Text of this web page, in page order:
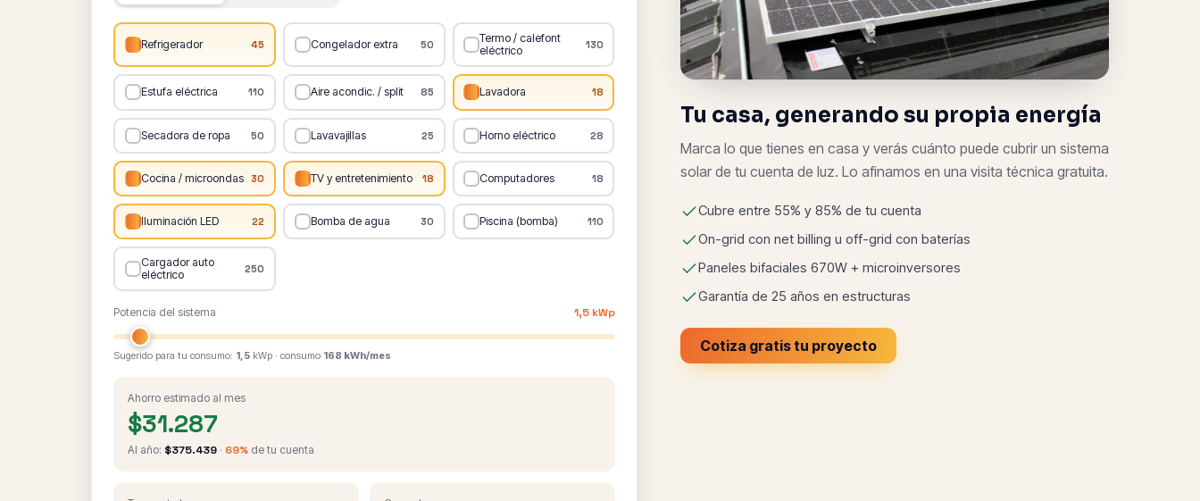
Refrigerador 45 Congelador extra 50
Termo / calefont
eléctrico
130
Estufa eléctrica 110 Aire acondic. / split 85 Lavadora 18
Secadora de ropa 50 Lavavajillas 25 Horno eléctrico 28
Cocina / microondas 30 TV y entretenimiento 18 Computadores 18
Iluminación LED 22 Bomba de agua 30 Piscina (bomba) 110
Cargador auto
eléctrico
250
Potencia del sistema 1,5 kWp
Sugerido para tu consumo: 1,5 kWp · consumo 168 kWh/mes
Ahorro estimado al mes
$31.287
Al año: $375.439 · 69% de tu cuenta
Tu casa, generando su propia energía
Marca lo que tienes en casa y verás cuánto puede cubrir un sistema
solar de tu cuenta de luz. Lo afinamos en una visita técnica gratuita.
Cubre entre 55% y 85% de tu cuenta
On-grid con net billing u off-grid con baterías
Paneles bifaciales 670W + microinversores
Garantía de 25 años en estructuras
Cotiza gratis tu proyecto